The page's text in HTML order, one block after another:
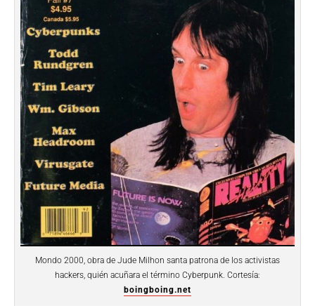
Mondo 2000, obra de Jude Milhon santa patrona de los activistas
hackers, quién acuñara el término Cyberpunk. Cortesía:
boingboing.net